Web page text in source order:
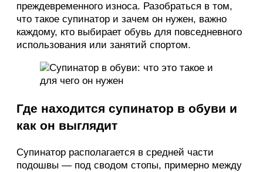
преждевременного износа. Разобраться в том,
что такое супинатор и зачем он нужен, важно
каждому, кто выбирает обувь для повседневного
использования или занятий спортом.
Где находится супинатор в обуви и
как он выглядит
Супинатор располагается в средней части
подошвы — под сводом стопы, примерно между